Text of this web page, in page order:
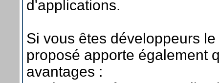
d'applications.
Si vous êtes développeurs
proposé apporte également
avantages :